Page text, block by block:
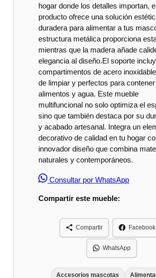
hogar donde los detalles importan,
producto ofrece una solución
duradera para alimentar a tus
estructura metálica proporciona
mientras que la madera añade
elegancia al diseño.El soporte
compartimentos de acero
de limpiar y perfectos para contener
alimentos y agua. Este mueble
multifuncional no solo optimiza el
sino que también destaca por su
y acabado artesanal. Integra un
decorativo de calidad en tu hogar
innovador diseño que combina
naturales y contemporáneos.
Consultar por WhatsApp
Compartir este mueble:
Compartir Facebook
WhatsApp
Accesorios mascotas